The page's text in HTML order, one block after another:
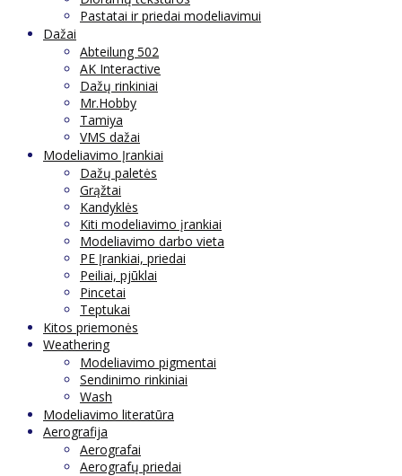
Pastatai ir priedai modeliavimui
Dažai
Abteilung 502
AK Interactive
Dažų rinkiniai
Mr.Hobby
Tamiya
VMS dažai
Modeliavimo Įrankiai
Dažų paletės
Grąžtai
Kandyklės
Kiti modeliavimo įrankiai
Modeliavimo darbo vieta
PE Įrankiai, priedai
Peiliai, pjūklai
Pincetai
Teptukai
Kitos priemonės
Weathering
Modeliavimo pigmentai
Sendinimo rinkiniai
Wash
Modeliavimo literatūra
Aerografija
Aerografai
Aerografų priedai